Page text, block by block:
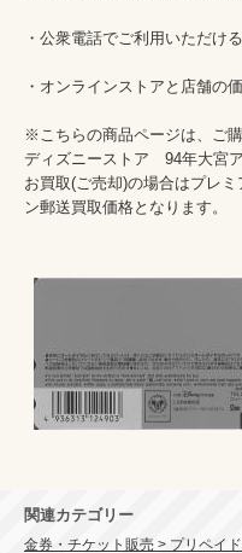
・公衆電話でご利用いただけ
・オンラインストアと店舗の
※こちらの商品ページは、ご
ディズニーストア　94年大宮
お買取(ご売却)の場合はプレ
ン郵送買取価格となります。
関連カテゴリー
金券・チケット販売 > プリペイ